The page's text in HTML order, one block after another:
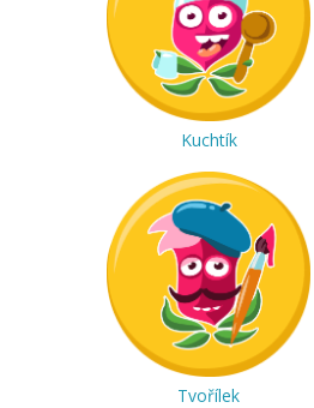
Kuchtík
Tvořílek